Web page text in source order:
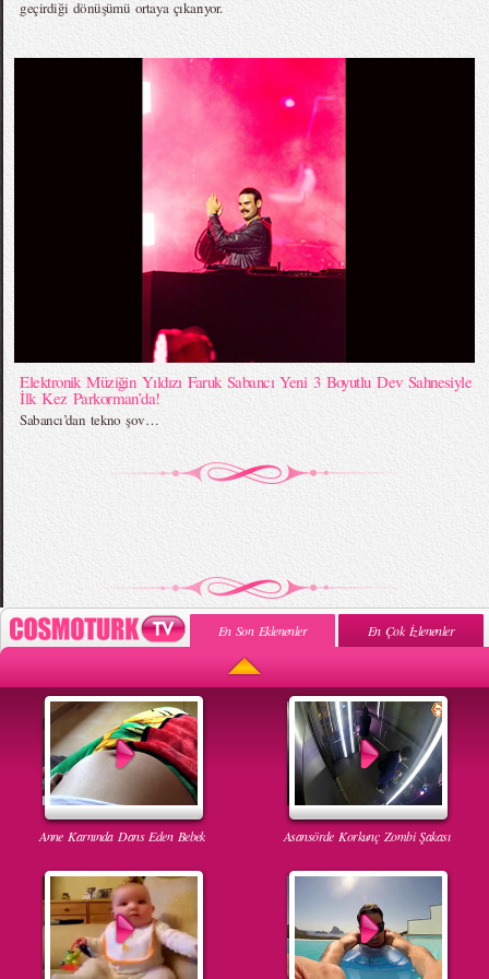
geçirdiği dönüşümü ortaya çıkarıyor.
Elektronik Müziğin Yıldızı Faruk Sabancı Yeni 3 Boyutlu Dev Sahnesiyle
İlk Kez Parkorman’da!
Sabancı’dan tekno şov…
En Son Eklenenler En Çok İzlenenler
Anne Karnında Dans Eden Bebek Asansörde Korkunç Zombi Şakası